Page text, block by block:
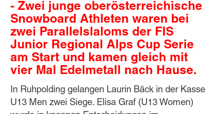
- Zwei junge oberösterreichische
Snowboard Athleten waren bei
zwei Parallelslaloms der FIS
Junior Regional Alps Cup Serie
am Start und kamen gleich mit
vier Mal Edelmetall nach Hause.
In Ruhpolding gelangen Laurin Bäck in der Kasse
U13 Men zwei Siege. Elisa Graf (U13 Women)